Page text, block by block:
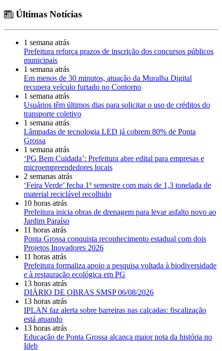
Últimas Notícias
1 semana atrás
Prefeitura reforça prazos de inscrição dos concursos públicos
municipais
1 semana atrás
Em menos de 30 minutos, atuação da Muralha Digital
recupera veículo furtado no Contorno
1 semana atrás
Usuários têm últimos dias para solicitar o uso de créditos do
transporte coletivo
1 semana atrás
Lâmpadas de tecnologia LED já cobrem 80% de Ponta
Grossa
1 semana atrás
‘PG Bem Cuidada’: Prefeitura abre edital para empresas e
microempreendedores locais
2 semanas atrás
‘Feira Verde’ fecha 1º semestre com mais de 1,3 tonelada de
material reciclável recolhido
10 horas atrás
Prefeitura inicia obras de drenagem para levar asfalto novo ao
Jardim Paraíso
11 horas atrás
Ponta Grossa conquista reconhecimento estadual com dois
Projetos Inovadores 2026
11 horas atrás
Prefeitura formaliza apoio a pesquisa voltada à biodiversidade
e à restauração ecológica em PG
13 horas atrás
DIÁRIO DE OBRAS SMSP 06/08/2026
13 horas atrás
IPLAN faz alerta sobre barreiras nas calçadas: fiscalização
está atuando
13 horas atrás
Educação de Ponta Grossa alcança maior nota da história no
Ideb